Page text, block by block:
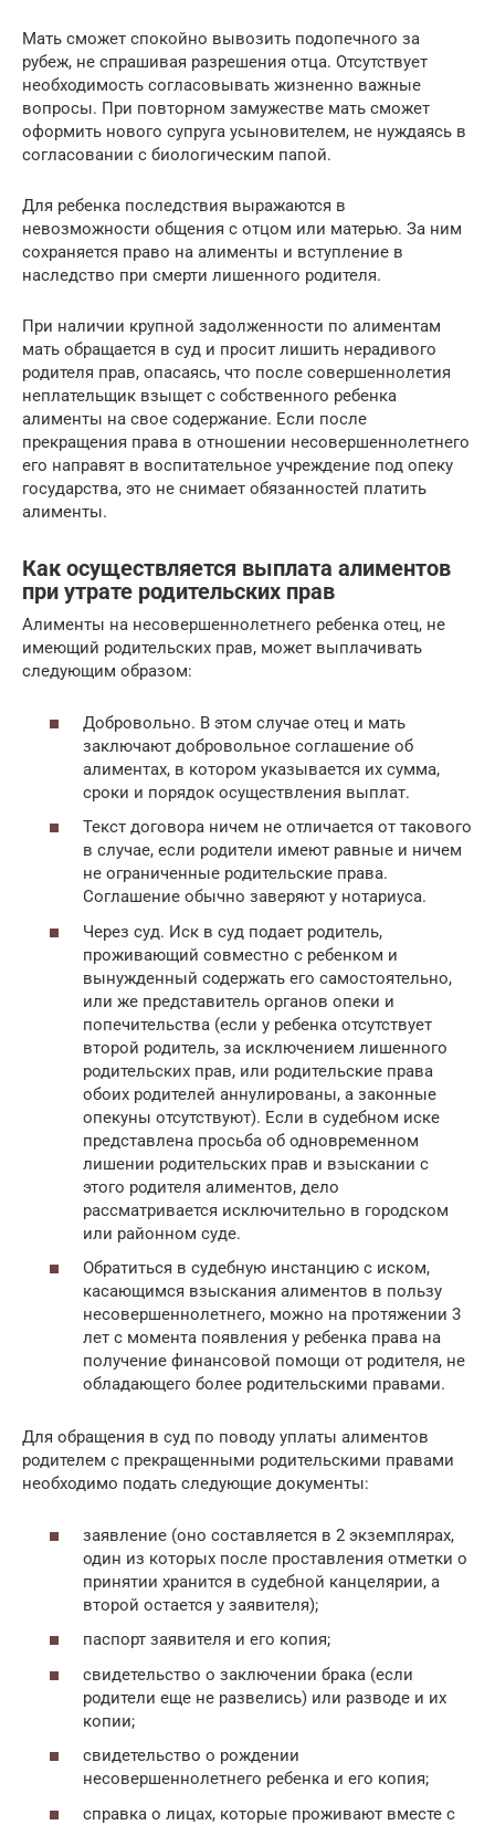
Мать сможет спокойно вывозить подопечного за
рубеж, не спрашивая разрешения отца. Отсутствует
необходимость согласовывать жизненно важные
вопросы. При повторном замужестве мать сможет
оформить нового супруга усыновителем, не нуждаясь в
согласовании с биологическим папой.
Для ребенка последствия выражаются в
невозможности общения с отцом или матерью. За ним
сохраняется право на алименты и вступление в
наследство при смерти лишенного родителя.
При наличии крупной задолженности по алиментам
мать обращается в суд и просит лишить нерадивого
родителя прав, опасаясь, что после совершеннолетия
неплательщик взыщет с собственного ребенка
алименты на свое содержание. Если после
прекращения права в отношении несовершеннолетнего
его направят в воспитательное учреждение под опеку
государства, это не снимает обязанностей платить
алименты.
Как осуществляется выплата алиментов
при утрате родительских прав
Алименты на несовершеннолетнего ребенка отец, не
имеющий родительских прав, может выплачивать
следующим образом:
Добровольно. В этом случае отец и мать
заключают добровольное соглашение об
алиментах, в котором указывается их сумма,
сроки и порядок осуществления выплат.
Текст договора ничем не отличается от такового
в случае, если родители имеют равные и ничем
не ограниченные родительские права.
Соглашение обычно заверяют у нотариуса.
Через суд. Иск в суд подает родитель,
проживающий совместно с ребенком и
вынужденный содержать его самостоятельно,
или же представитель органов опеки и
попечительства (если у ребенка отсутствует
второй родитель, за исключением лишенного
родительских прав, или родительские права
обоих родителей аннулированы, а законные
опекуны отсутствуют). Если в судебном иске
представлена просьба об одновременном
лишении родительских прав и взыскании с
этого родителя алиментов, дело
рассматривается исключительно в городском
или районном суде.
Обратиться в судебную инстанцию с иском,
касающимся взыскания алиментов в пользу
несовершеннолетнего, можно на протяжении 3
лет с момента появления у ребенка права на
получение финансовой помощи от родителя, не
обладающего более родительскими правами.
Для обращения в суд по поводу уплаты алиментов
родителем с прекращенными родительскими правами
необходимо подать следующие документы:
заявление (оно составляется в 2 экземплярах,
один из которых после проставления отметки о
принятии хранится в судебной канцелярии, а
второй остается у заявителя);
паспорт заявителя и его копия;
свидетельство о заключении брака (если
родители еще не развелись) или разводе и их
копии;
свидетельство о рождении
несовершеннолетнего ребенка и его копия;
справка о лицах, которые проживают вместе с